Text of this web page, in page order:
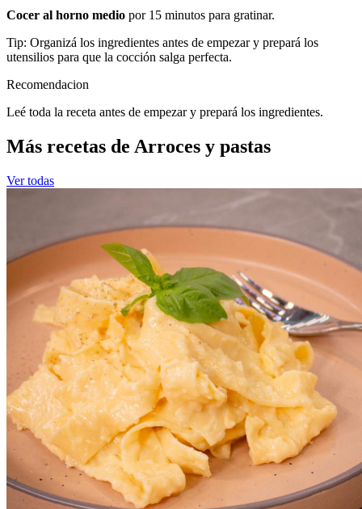
Cocer al horno medio por 15 minutos para gratinar.
Tip: Organizá los ingredientes antes de empezar y prepará los
utensilios para que la cocción salga perfecta.
Recomendacion
Leé toda la receta antes de empezar y prepará los ingredientes.
Más recetas de Arroces y pastas
Ver todas